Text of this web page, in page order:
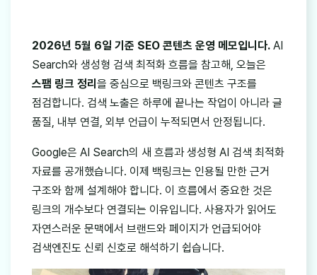
2026년 5월 6일 기준 SEO 콘텐츠 운영 메모입니다. AI
Search와 생성형 검색 최적화 흐름을 참고해, 오늘은
스팸 링크 정리 을 중심으로 백링크와 콘텐츠 구조를
점검합니다. 검색 노출은 하루에 끝나는 작업이 아니라 글
품질, 내부 연결, 외부 언급이 누적되면서 안정됩니다.
Google은 AI Search의 새 흐름과 생성형 AI 검색 최적화
자료를 공개했습니다. 이제 백링크는 인용될 만한 근거
구조와 함께 설계해야 합니다. 이 흐름에서 중요한 것은
링크의 개수보다 연결되는 이유입니다. 사용자가 읽어도
자연스러운 문맥에서 브랜드와 페이지가 언급되어야
검색엔진도 신뢰 신호로 해석하기 쉽습니다.